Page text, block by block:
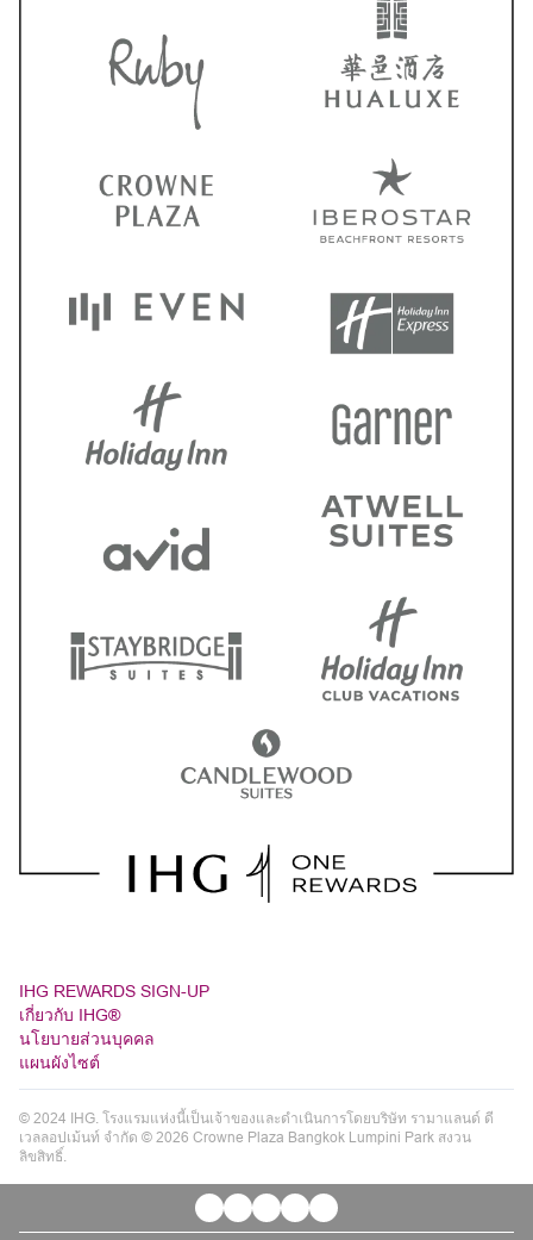
IHG REWARDS SIGN-UP
เกี่ยวกับ IHG®
นโยบายส่วนบุคคล
แผนผังไซต์
© 2024 IHG. โรงแรมแห่งนี้เป็นเจ้าของและดำเนินการโดยบริษัท รามาแลนด์ ดี
เวลลอปเม้นท์ จำกัด © 2026 Crowne Plaza Bangkok Lumpini Park สงวน
ลิขสิทธิ์.